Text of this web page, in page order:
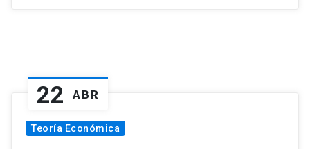
22 ABR
Teoría Económica